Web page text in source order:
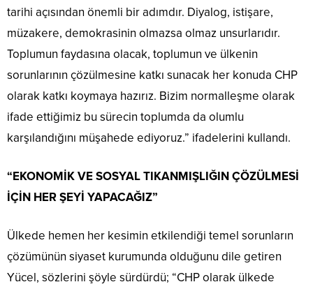
tarihi açısından önemli bir adımdır. Diyalog, istişare,
müzakere, demokrasinin olmazsa olmaz unsurlarıdır.
Toplumun faydasına olacak, toplumun ve ülkenin
sorunlarının çözülmesine katkı sunacak her konuda CHP
olarak katkı koymaya hazırız. Bizim normalleşme olarak
ifade ettiğimiz bu sürecin toplumda da olumlu
karşılandığını müşahede ediyoruz.” ifadelerini kullandı.
“EKONOMİK VE SOSYAL TIKANMIŞLIĞIN ÇÖZÜLMESİ
İÇİN HER ŞEYİ YAPACAĞIZ”
Ülkede hemen her kesimin etkilendiği temel sorunların
çözümünün siyaset kurumunda olduğunu dile getiren
Yücel, sözlerini şöyle sürdürdü; “CHP olarak ülkede